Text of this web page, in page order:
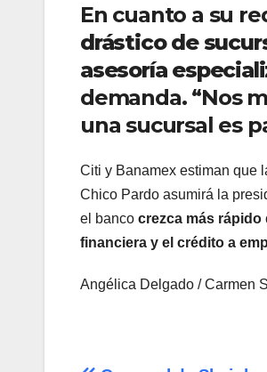
En cuanto a su
drástico de
asesoría
demanda. “Nos
una sucursal es
Citi y Banamex estiman que
Chico Pardo asumirá la
el banco crezca más
financiera y el crédito a
Angélica Delgado / Carmen